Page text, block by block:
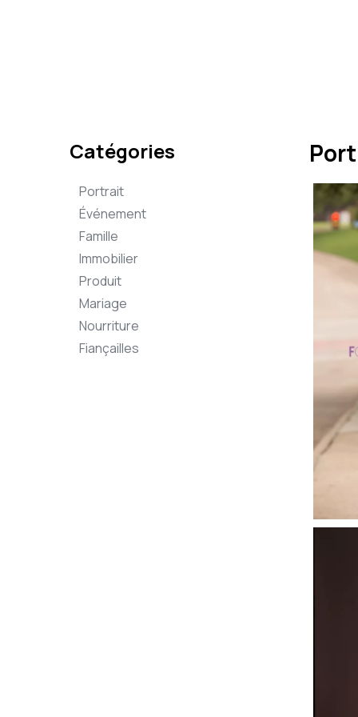
Catégories
Portrait
Événement
Famille
Immobilier
Produit
Mariage
Nourriture
Fiançailles